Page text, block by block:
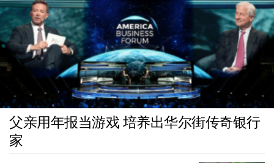
父亲用年报当游戏 培养出华尔街传奇银行
家